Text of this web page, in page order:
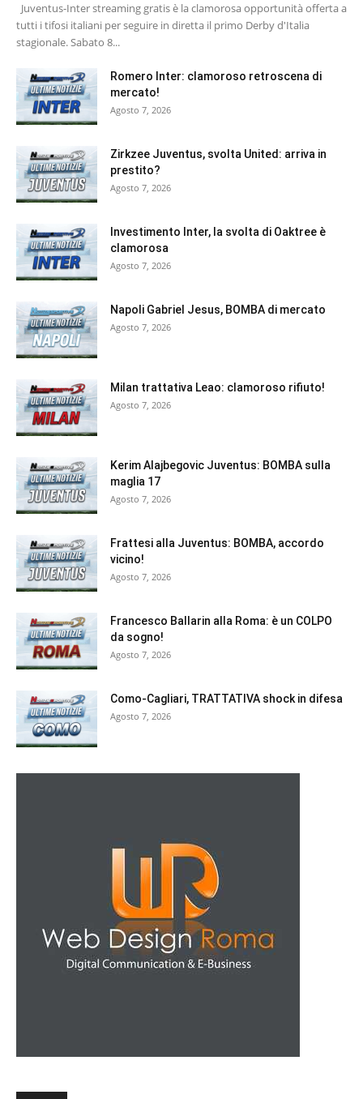
Juventus-Inter streaming gratis è la clamorosa opportunità offerta a
tutti i tifosi italiani per seguire in diretta il primo Derby d'Italia
stagionale. Sabato 8...
Romero Inter: clamoroso retroscena di
mercato!
Agosto 7, 2026
Zirkzee Juventus, svolta United: arriva in
prestito?
Agosto 7, 2026
Investimento Inter, la svolta di Oaktree è
clamorosa
Agosto 7, 2026
Napoli Gabriel Jesus, BOMBA di mercato
Agosto 7, 2026
Milan trattativa Leao: clamoroso rifiuto!
Agosto 7, 2026
Kerim Alajbegovic Juventus: BOMBA sulla
maglia 17
Agosto 7, 2026
Frattesi alla Juventus: BOMBA, accordo
vicino!
Agosto 7, 2026
Francesco Ballarin alla Roma: è un COLPO
da sogno!
Agosto 7, 2026
Como-Cagliari, TRATTATIVA shock in difesa
Agosto 7, 2026